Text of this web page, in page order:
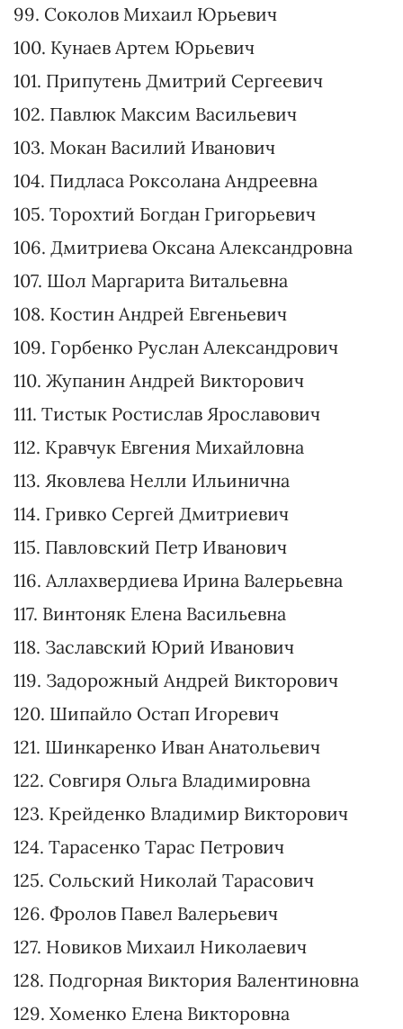
87. Кабанов Александр Евгеньевич
88. Вениславский Федор Владимирович
89. Булах Лада Валентиновна
90. Петруняк Евгений Васильевич
91. Мариковский Александр Валерьевич
92. Федиенко Александр Павлович
93. Мотовиловец Андрей Викторович
94. Колесник Анна Сергеевна
95. Богуцкая Елизавета Петровна
96. Нагаевский Артем Сергеевич
97. Потураев Никита Русланович
98. Якименко Павел Витальевич
99. Соколов Михаил Юрьевич
100. Кунаев Артем Юрьевич
101. Припутень Дмитрий Сергеевич
102. Павлюк Максим Васильевич
103. Мокан Василий Иванович
104. Пидласа Роксолана Андреевна
105. Торохтий Богдан Григорьевич
106. Дмитриева Оксана Александровна
107. Шол Маргарита Витальевна
108. Костин Андрей Евгеньевич
109. Горбенко Руслан Александрович
110. Жупанин Андрей Викторович
111. Тистык Ростислав Ярославович
112. Кравчук Евгения Михайловна
113. Яковлева Нелли Ильинична
114. Гривко Сергей Дмитриевич
115. Павловский Петр Иванович
116. Аллахвердиева Ирина Валерьевна
117. Винтоняк Елена Васильевна